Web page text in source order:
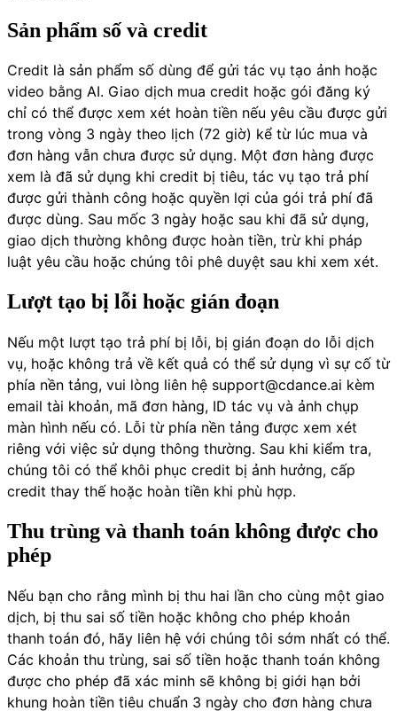
Sản phẩm số và credit
Credit là sản phẩm số dùng để gửi tác vụ tạo ảnh hoặc
video bằng AI. Giao dịch mua credit hoặc gói đăng ký
chỉ có thể được xem xét hoàn tiền nếu yêu cầu được gửi
trong vòng 3 ngày theo lịch (72 giờ) kể từ lúc mua và
đơn hàng vẫn chưa được sử dụng. Một đơn hàng được
xem là đã sử dụng khi credit bị tiêu, tác vụ tạo trả phí
được gửi thành công hoặc quyền lợi của gói trả phí đã
được dùng. Sau mốc 3 ngày hoặc sau khi đã sử dụng,
giao dịch thường không được hoàn tiền, trừ khi pháp
luật yêu cầu hoặc chúng tôi phê duyệt sau khi xem xét.
Lượt tạo bị lỗi hoặc gián đoạn
Nếu một lượt tạo trả phí bị lỗi, bị gián đoạn do lỗi dịch
vụ, hoặc không trả về kết quả có thể sử dụng vì sự cố từ
phía nền tảng, vui lòng liên hệ support@cdance.ai kèm
email tài khoản, mã đơn hàng, ID tác vụ và ảnh chụp
màn hình nếu có. Lỗi từ phía nền tảng được xem xét
riêng với việc sử dụng thông thường. Sau khi kiểm tra,
chúng tôi có thể khôi phục credit bị ảnh hưởng, cấp
credit thay thế hoặc hoàn tiền khi phù hợp.
Thu trùng và thanh toán không được cho
phép
Nếu bạn cho rằng mình bị thu hai lần cho cùng một giao
dịch, bị thu sai số tiền hoặc không cho phép khoản
thanh toán đó, hãy liên hệ với chúng tôi sớm nhất có thể.
Các khoản thu trùng, sai số tiền hoặc thanh toán không
được cho phép đã xác minh sẽ không bị giới hạn bởi
khung hoàn tiền tiêu chuẩn 3 ngày cho đơn hàng chưa